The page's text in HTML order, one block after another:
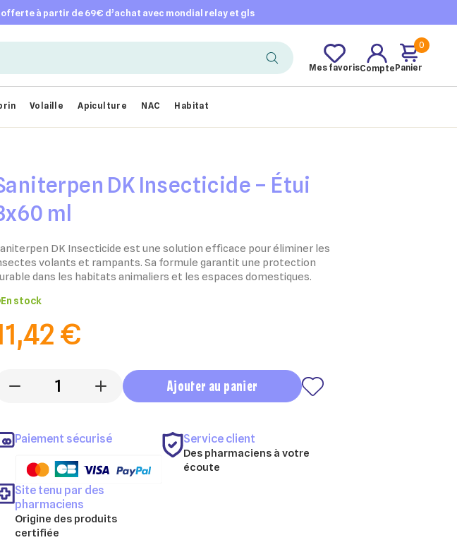
offerte à partir de 69€ d’achat avec mondial relay et gls
Mes favorisCompte
0
Panier
Volaille Apiculture NAC Habitat
DK Insecticide – Étui
ml
DK Insecticide est une solution efficace pour éliminer les
volants et rampants. Sa formule garantit une protection
dans les habitats animaliers et les espaces domestiques.
En stock
€
- + Ajouter au panier
Paiement sécurisé Service client
Des pharmaciens à votre
écoute
Site tenu par des
pharmaciens
Origine des produits
certifiée